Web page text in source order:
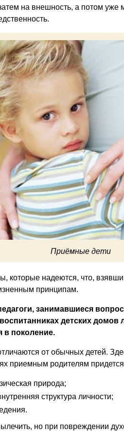
на внешность, а потом уже
Приёмные дети
которые надеются, что,
принципам.
занимавшиеся
детских
в поколение.
от обычных детей.
приемным родителям
природа;
структура личности;
но при повреждении